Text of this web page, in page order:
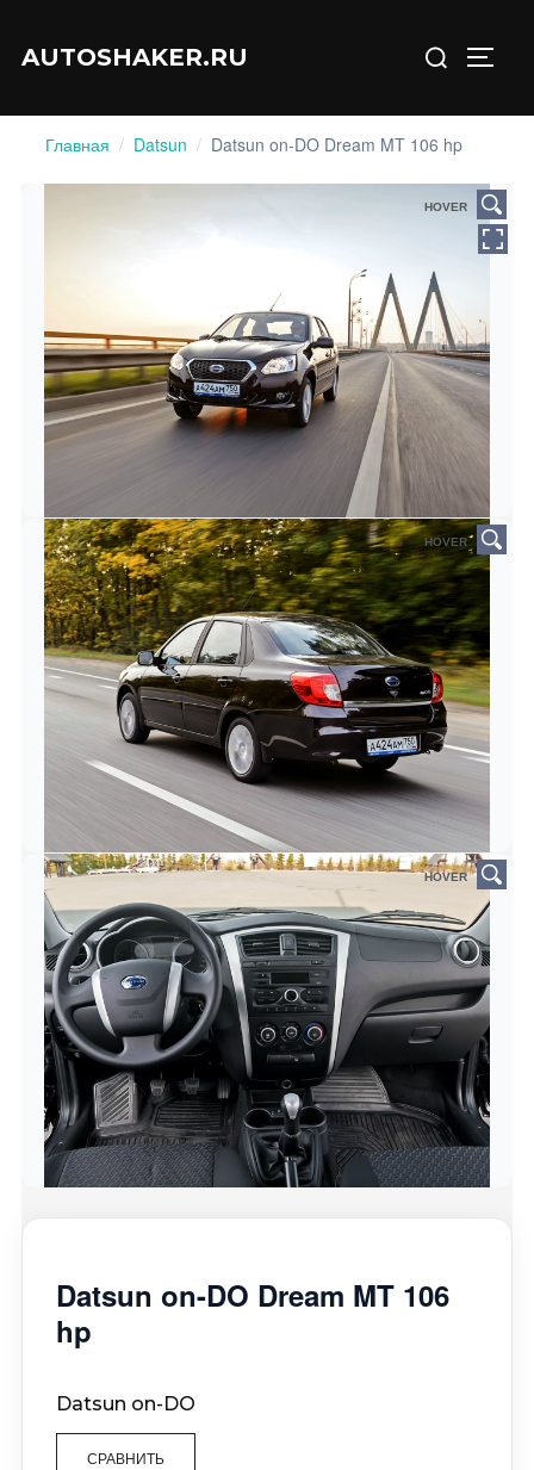
AUTOSHAKER.RU
Главная / Datsun / Datsun on-DO Dream MT 106 hp
HOVER
HOVER
HOVER
Datsun on-DO Dream MT 106
hp
Datsun on-DO
СРАВНИТЬ